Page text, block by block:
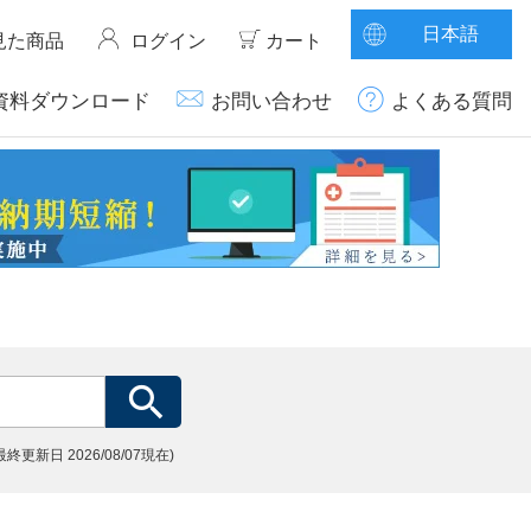
た商品 ログイン カート 日本語
料ダウンロード お問い合わせ よくある質問
終更新日 2026/08/07現在)